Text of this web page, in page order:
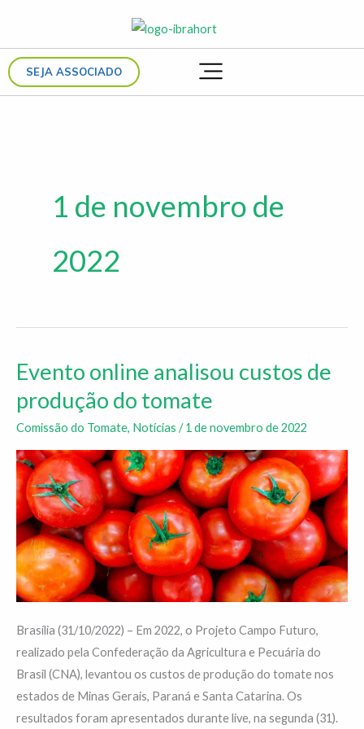
conteúdoSEJA ASSOCIADO
1 de novembro de
2022
Evento online analisou custos de
produção do tomate
Comissão do Tomate, Notícias /1 de novembro de 2022
Brasília (31/10/2022) – Em 2022, o Projeto Campo Futuro,
realizado pela Confederação da Agricultura e Pecuária do
Brasil (CNA), levantou os custos de produção do tomate nos
estados de Minas Gerais, Paraná e Santa Catarina. Os
resultados foram apresentados durante live, na segunda (31).
Evento
analisou
custos
de
produção
do
tomate